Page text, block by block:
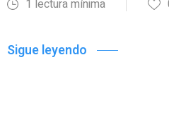
1 lectura mínima
Sigue leyendo